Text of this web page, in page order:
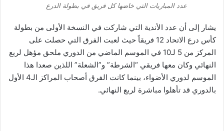
عدد المباريات التي خاضها كل فريق في بطولة الدرع
يشار إلى أن عدد الأندية التي شاركت في النسخة الأولى من بطولة
كأس درع الاتحاد 12 فريقاً حيث لعبت الفرق التي حصلت على
المركز من 5 لـ10 في الموسم الماضي من الدوري ملحق مؤهل لربع
النهائي وكان معها فريقي “الشرطة” و”الشعلة” اللذين صعدا هذا
الموسم لدوري الأضواء، بينما كانت الفرق أصحاب المراكز الـ4 الأول
بالدوري قد تأهلوا مباشرة لربع النهائي.